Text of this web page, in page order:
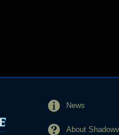
News
About